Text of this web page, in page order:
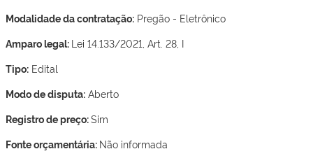
Modalidade da contratação: Pregão - Eletrônico
Amparo legal: Lei 14.133/2021, Art. 28, I
Tipo: Edital
Modo de disputa: Aberto
Registro de preço:Sim
Fonte orçamentária: Não informada